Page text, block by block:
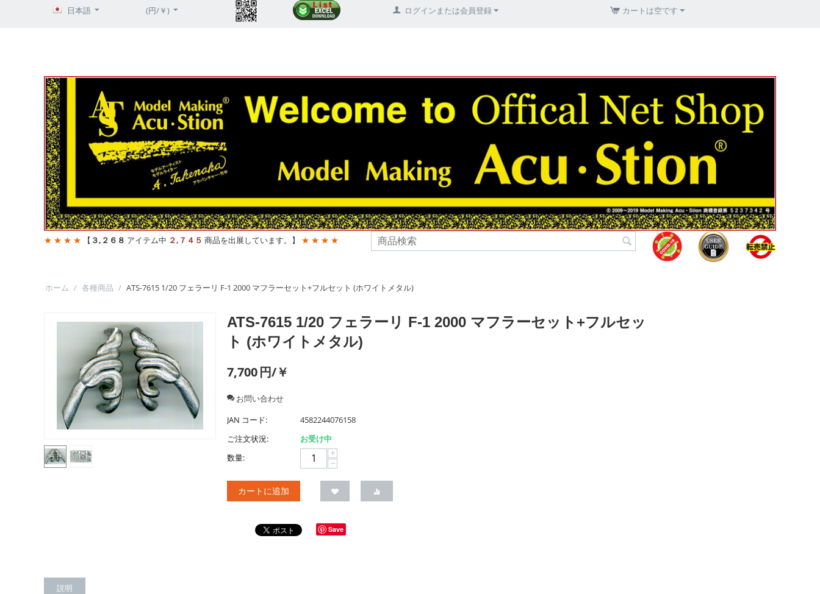
日本語 (円/￥) ログインまたは会員登録 カートは空です
★ ★ ★ ★ 【 ３,２６８ アイテム中 ２,７４５ 商品を出展しています。】 ★ ★ ★ ★
ホーム / 各種商品 / ATS-7615 1/20 フェラーリ F-1 2000 マフラーセット+フルセット (ホワイトメタル)
ATS-7615 1/20 フェラーリ F-1 2000 マフラーセット+フルセッ
ト (ホワイトメタル)
7,700円/￥
お問い合わせ
JAN コード:
4582244076158
ご注文状況:
お受け中
数量:
+
−
カートに追加
Save
説明